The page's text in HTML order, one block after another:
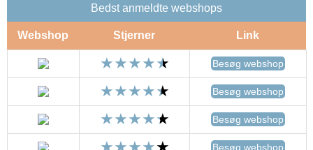
Bedst anmeldte webshops
Webshop Stjerner Link
Besøg webshop
Besøg webshop
Besøg webshop
Besøg webshop